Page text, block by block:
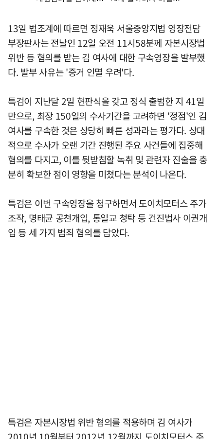
13일 법조계에 따르면 정재욱 서울중앙지법 영장전담
부장판사는 전날인 12일 오전 11시58분께 자본시장법
위반 등 혐의를 받는 김 여사에 대한 구속영장을 발부했
다. 발부 사유는 '증거 인멸 우려'다.
특검이 지난달 2일 현판식을 갖고 정식 출범한 지 41일
만으로, 최장 150일의 수사기간을 고려하면 '정점'인 김
여사를 구속한 것은 상당히 빠른 성과라는 평가다. 상대
적으로 수사가 오랜 기간 진행된 주요 사건들에 집중해
혐의를 다지고, 이를 뒷받침할 녹취 및 관련자 진술을 충
분히 확보한 점이 영향을 미쳤다는 분석이 나온다.
특검은 이번 구속영장을 청구하면서 도이치모터스 주가
조작, 명태균 공천개입, 통일교 청탁 등 건진법사 이권개
입 등 세 가지 범죄 혐의를 담았다.
특검은 자본시장법 위반 혐의를 적용하며 김 여사가